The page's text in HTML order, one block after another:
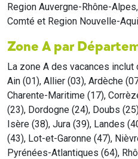
Region Auvergne-Rhône-
Comté et Region Nouvelle-
Zone A par
La zone A des vacances inclut
Ain (01), Allier (03), Ardèche
Charente-Maritime (17),
(23), Dordogne (24), Doubs
Isère (38), Jura (39), Landes
(43), Lot-et-Garonne (47),
Pyrénées-Atlantiques (64),